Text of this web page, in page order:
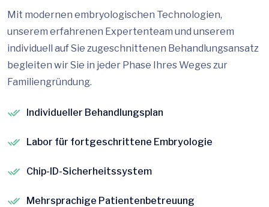
Mit modernen embryologischen Technologien,
unserem erfahrenen Expertenteam und unserem
individuell auf Sie zugeschnittenen Behandlungsansatz
begleiten wir Sie in jeder Phase Ihres Weges zur
Familiengründung.
Individueller Behandlungsplan
Labor für fortgeschrittene Embryologie
Chip-ID-Sicherheitssystem
Mehrsprachige Patientenbetreuung